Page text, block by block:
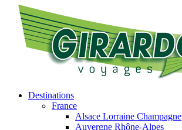
Destinations
France
Alsace Lorraine Champagne
Auvergne Rhône-Alpes